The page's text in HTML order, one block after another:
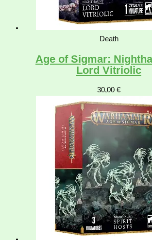
Death
Age of Sigmar:
Lord Vitriolic
30,00 €